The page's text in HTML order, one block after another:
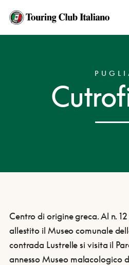
HOME
Centro di origine greca. Al n.
allestito il Museo comunale
contrada Lustrelle si visita il
annesso Museo malacologico